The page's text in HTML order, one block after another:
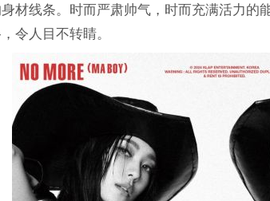
材线条。时而严肃帅气，时而充满活力的
令人目不转睛。